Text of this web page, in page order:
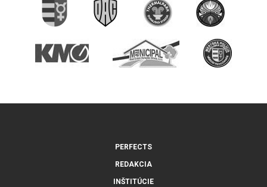
PERFECTS
REDAKCIA
INŠTITÚCIE